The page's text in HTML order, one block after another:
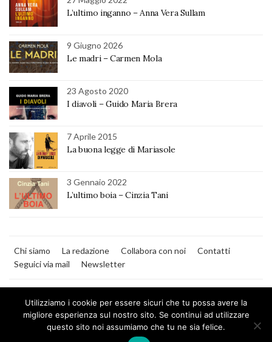
L’ultimo inganno – Anna Vera Sullam
9 Giugno 2026
Le madri – Carmen Mola
23 Agosto 2020
I diavoli – Guido Maria Brera
7 Aprile 2015
La buona legge di Mariasole
3 Gennaio 2022
L’ultimo boia – Cinzia Tani
Chi siamo La redazione Collabora con noi
Contatti
Seguici via mail
Newsletter
MilanoNera
Utilizziamo i cookie per essere sicuri che tu possa avere la
migliore esperienza sul nostro sito. Se continui ad utilizzare
questo sito noi assumiamo che tu ne sia felice.